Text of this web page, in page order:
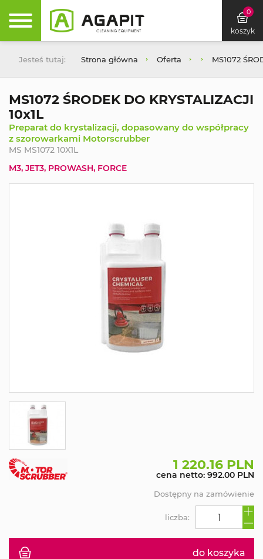
0
koszyk
Jesteś tutaj: Strona główna Oferta MS1072
MS1072 ŚRODEK DO KRYSTALIZACJI
10x1L
Preparat do krystalizacji, dopasowany do współpracy
z szorowarkami Motorscrubber
MS MS1072 10X1L
M3, JET3, PROWASH, FORCE
1 220.16 PLN
cena netto: 992.00 PLN
do koszyka
liczba:
Dostępny na zamówienie